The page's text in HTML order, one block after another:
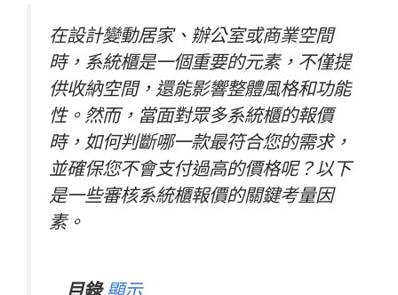
在設計變動居家、辦公室或商業空間
時，系統櫃是一個重要的元素，不僅提
供收納空間，還能影響整體風格和功能
性。然而，當面對眾多系統櫃的報價
時，如何判斷哪一款最符合您的需求，
並確保您不會支付過高的價格呢？以下
是一些審核系統櫃報價的關鍵考量因
素。
目錄 顯示